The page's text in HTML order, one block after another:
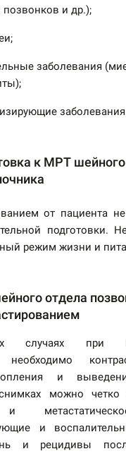
позвонков и др.);
заболевания
к МРТ
от пациента не
подготовки.
режим жизни и
отдела
случаях при МР-
необходимо
и
можно четко
и
и
и рецидивы